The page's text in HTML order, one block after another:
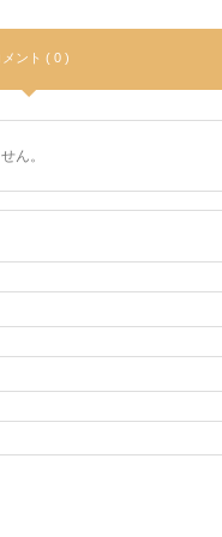
メント ( 0 )
ん。